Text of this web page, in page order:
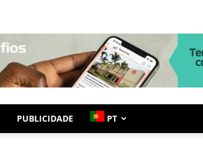
PUBLICIDADE PT